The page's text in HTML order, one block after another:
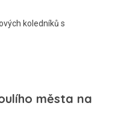
koledníků s
města na